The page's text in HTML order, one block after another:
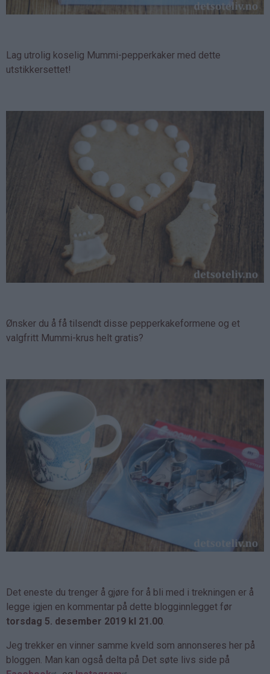
Lag utrolig koselig Mummi-pepperkaker med dette
utstikkersettet!
Ønsker du å få tilsendt disse pepperkakeformene og et
valgfritt Mummi-krus helt gratis?
Det eneste du trenger å gjøre for å bli med i trekningen er å
legge igjen en kommentar på dette blogginnlegget før
torsdag 5. desember 2019 kl 21.00
Jeg trekker en vinner samme kveld som annonseres her på
bloggen. Man kan også delta på Det søte livs side på